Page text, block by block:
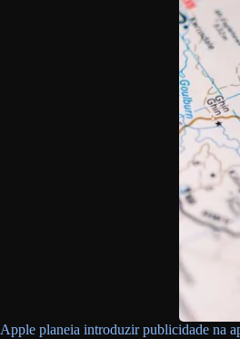
Apple planeia introduzir publicidade na